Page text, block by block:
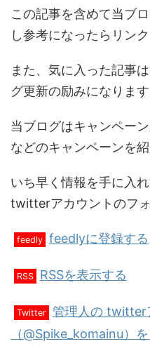
この記事を含めて当ブ
し参考になったらリン
また、気に入った記事
グ更新の励みになります
当ブログはキャンペー
などのキャンペーンを
いち早く情報を手に入
twitterアカウントのフ
feedly feedlyに登録する
RSS RSSを表示する
Twitter 管理人の twitter
（@Spike_komainu）